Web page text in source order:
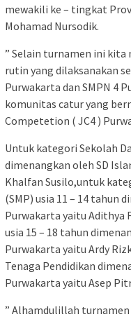
mewakili ke – tingkat
Mohamad Nursodik.
” Selain turnamen ini kita
rutin yang dilaksanakan
Purwakarta dan SMPN 4
komunitas catur yang
Competetion ( JC4 )
Untuk kategori Sekolah
dimenangkan oleh SD
Khalfan Susilo,untuk
(SMP) usia 11 – 14 tahun
Purwakarta yaitu Adithya
usia 15 – 18 tahun
Purwakarta yaitu Ardy
Tenaga Pendidikan
Purwakarta yaitu Asep
” Alhamdulillah